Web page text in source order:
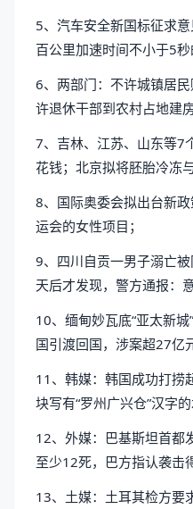
5、汽车安全新国标征求
百公里加速时间不小于5秒
6、两部门：不许城镇居
许退休干部到农村占地建房
7、吉林、江苏、山东等7
花钱；北京拟将胚胎冷冻
8、国际奥委会拟出台新
运会的女性项目；
9、四川自贡一男子溺亡
天后才发现，警方通报：
10、缅甸妙瓦底“亚太新
国引渡回国，涉案超27亿
11、韩媒：韩国成功打捞
块写有“罗州广兴仓”汉字
12、外媒：巴基斯坦首都
至少12死，巴方指认袭击
13、土媒：土耳其检方要